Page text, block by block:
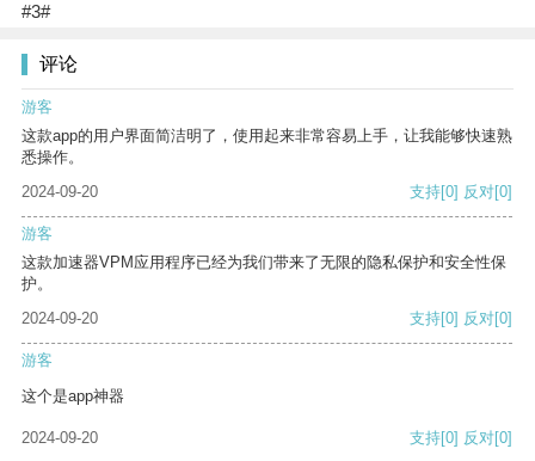
#3#
评论
游客
这款app的用户界面简洁明了，使用起来非常容易上手，让我能够快速熟
悉操作。
2024-09-20
支持[0] 反对[0]
游客
这款加速器VPM应用程序已经为我们带来了无限的隐私保护和安全性保
护。
2024-09-20
支持[0] 反对[0]
游客
这个是app神器
2024-09-20 支持[0] 反对[0]